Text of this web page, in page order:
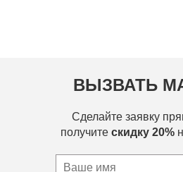
ВЫЗВАТЬ
Сделайте заявку
получите скидку 20%